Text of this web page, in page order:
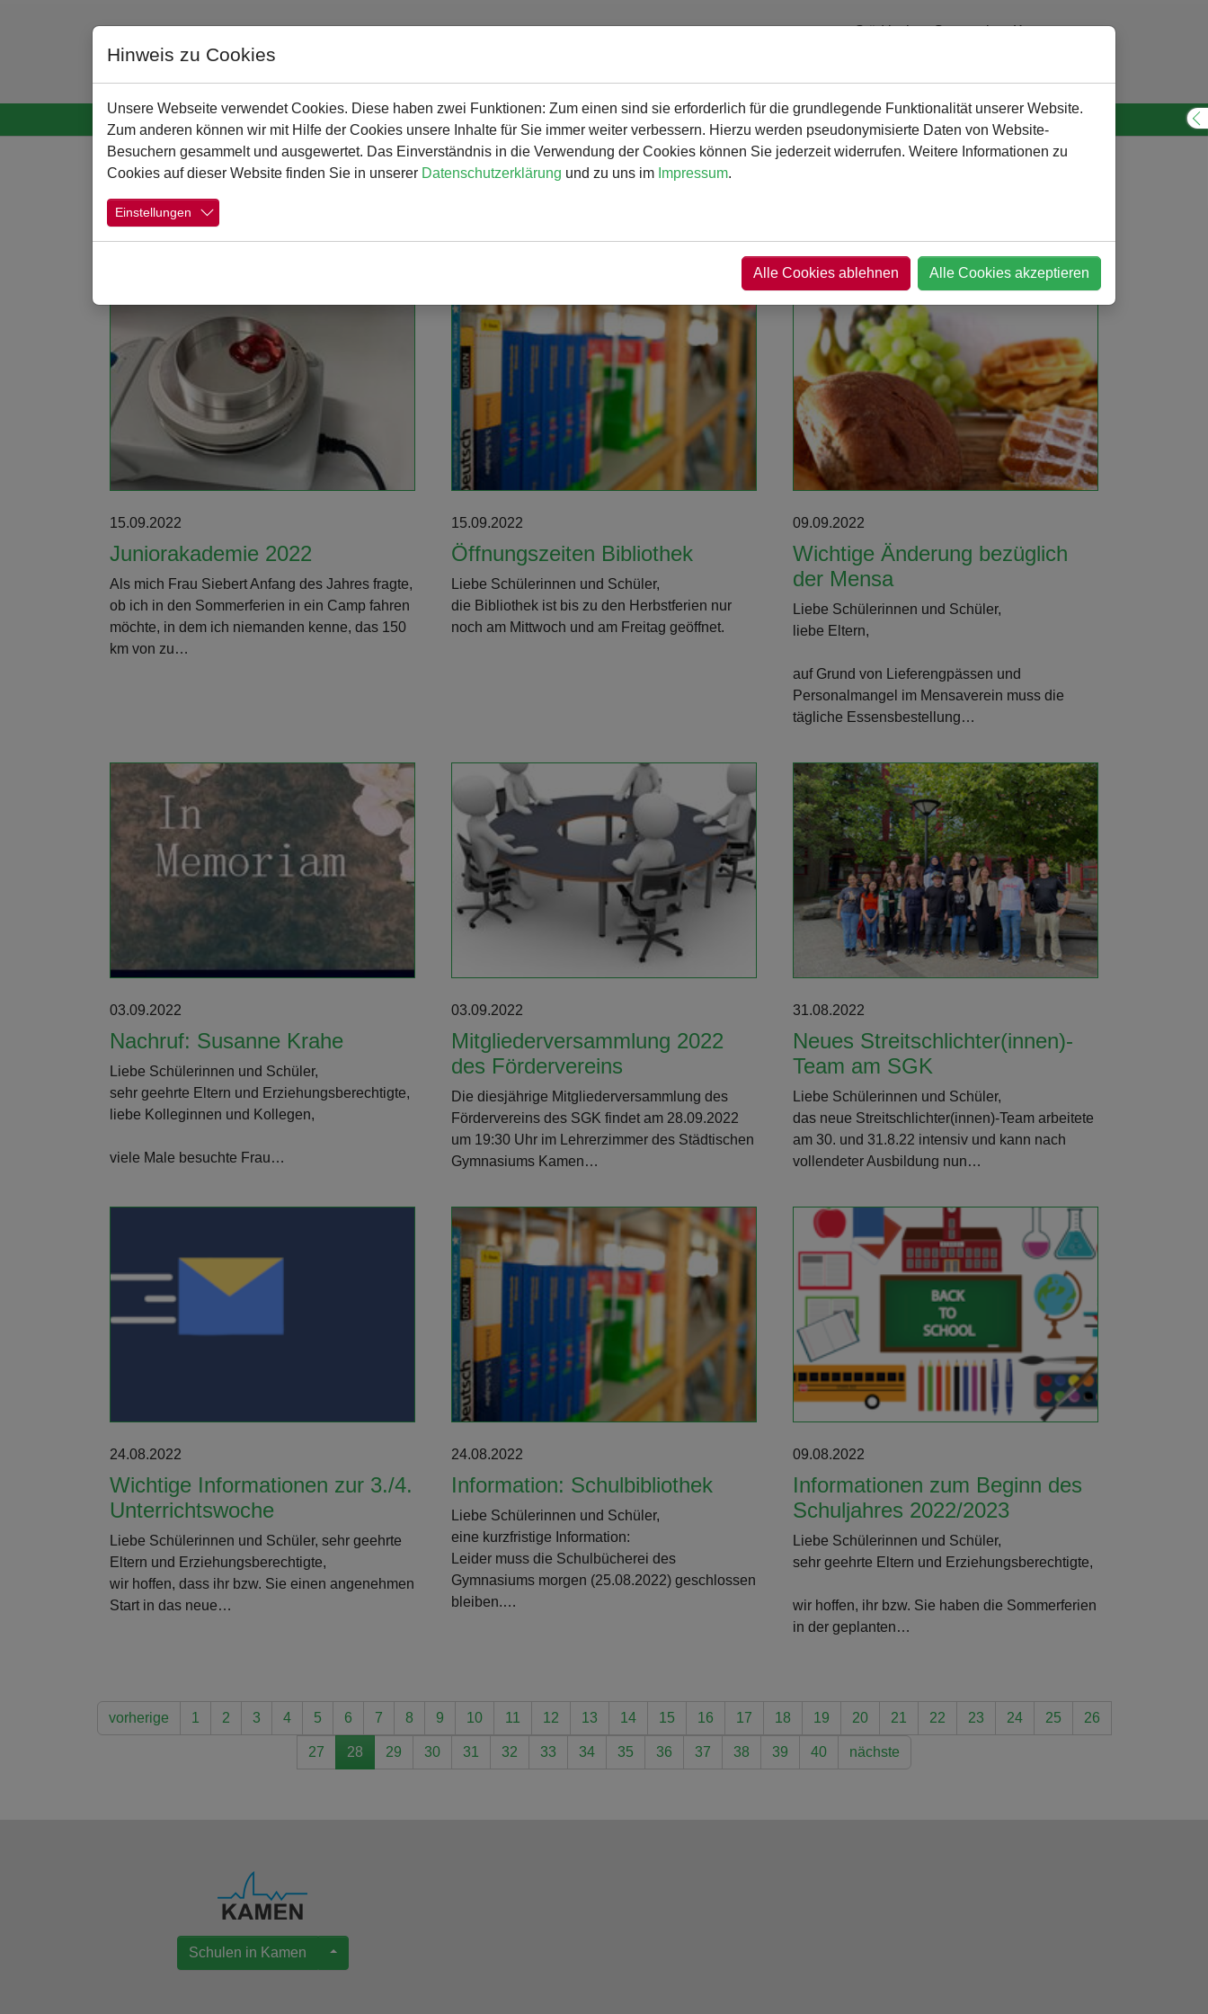
Zum Hauptinhalt springen
Städtisches Gymnasium Kamen
Aktuelles aus dem Gymnasium
15.09.2022
Juniorakademie 2022
Als mich Frau Siebert Anfang des Jahres fragte,
ob ich in den Sommerferien in ein Camp fahren
möchte, in dem ich niemanden kenne, das 150
km von zu…
Weiterlesen
15.09.2022
Öffnungszeiten Bibliothek
Liebe Schülerinnen und Schüler,
die Bibliothek ist bis zu den Herbstferien nur
noch am Mittwoch und am Freitag geöffnet.
Weiterlesen
09.09.2022
Wichtige Änderung bezüglich
der Mensa
Liebe Schülerinnen und Schüler,
liebe Eltern,
auf Grund von Lieferengpässen und
Personalmangel im Mensaverein muss die
tägliche Essensbestellung…
03.09.2022
Nachruf: Susanne Krahe
Liebe Schülerinnen und Schüler,
sehr geehrte Eltern und Erziehungsberechtigte,
liebe Kolleginnen und Kollegen,
viele Male besuchte Frau…
Weiterlesen
03.09.2022
Mitgliederversammlung 2022
des Fördervereins
Die diesjährige Mitgliederversammlung des
Fördervereins des SGK findet am 28.09.2022
um 19:30 Uhr im Lehrerzimmer des Städtischen
Gymnasiums Kamen…
Weiterlesen
31.08.2022
Neues Streitschlichter(innen)-
Team am SGK
Liebe Schülerinnen und Schüler,
das neue Streitschlichter(innen)-Team arbeitete
am 30. und 31.8.22 intensiv und kann nach
vollendeter Ausbildung nun…
24.08.2022
Wichtige Informationen zur 3./4.
Unterrichtswoche
Liebe Schülerinnen und Schüler, sehr geehrte
Eltern und Erziehungsberechtigte,
wir hoffen, dass ihr bzw. Sie einen angenehmen
Start in das neue…
24.08.2022
Information: Schulbibliothek
Liebe Schülerinnen und Schüler,
eine kurzfristige Information:
Leider muss die Schulbücherei des
Gymnasiums morgen (25.08.2022) geschlossen
bleiben.…
Weiterlesen
09.08.2022
Informationen zum Beginn des
Schuljahres 2022/2023
Liebe Schülerinnen und Schüler,
sehr geehrte Eltern und Erziehungsberechtigte,
wir hoffen, ihr bzw. Sie haben die Sommerferien
in der geplanten…
vorherige 1 2 3 4 5 6 7 8 9 10 11 12 13 14 15 16 17 18 19 20 21 22 23 24 25 26
27 28 29 30 31 32 33 34 35 36 37 38 39 40 nächste
Schulen in Kamen
Hinweis zu Cookies
Unsere Webseite verwendet Cookies. Diese haben zwei Funktionen: Zum einen sind sie erforderlich für die grundlegende Funktionalität unserer Website.
Zum anderen können wir mit Hilfe der Cookies unsere Inhalte für Sie immer weiter verbessern. Hierzu werden pseudonymisierte Daten von Website-
Besuchern gesammelt und ausgewertet. Das Einverständnis in die Verwendung der Cookies können Sie jederzeit widerrufen. Weitere Informationen zu
Cookies auf dieser Website finden Sie in unserer Datenschutzerklärung und zu uns im Impressum.
Einstellungen
Alle Cookies ablehnen Alle Cookies akzeptieren